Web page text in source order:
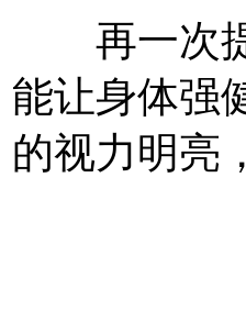
再一次提
能让身体强
的视力明亮